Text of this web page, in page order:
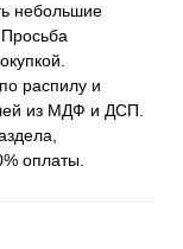
небольшие
распилу и
из МДФ и ДСП.
оплаты.